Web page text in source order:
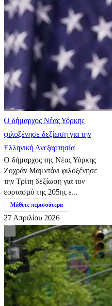
Ο δήμαρχος Νέας Υόρκης
φιλοξένησε δεξίωση για την
Ελληνική Ανεξαρτησία
Ο δήμαρχος της Νέας Υόρκης
Ζοχράν Μαμντάνι φιλοξένησε
την Τρίτη δεξίωση για τον
εορτασμό της 205ης ε...
Μάθετε περισσότερα
27 Απριλίου 2026